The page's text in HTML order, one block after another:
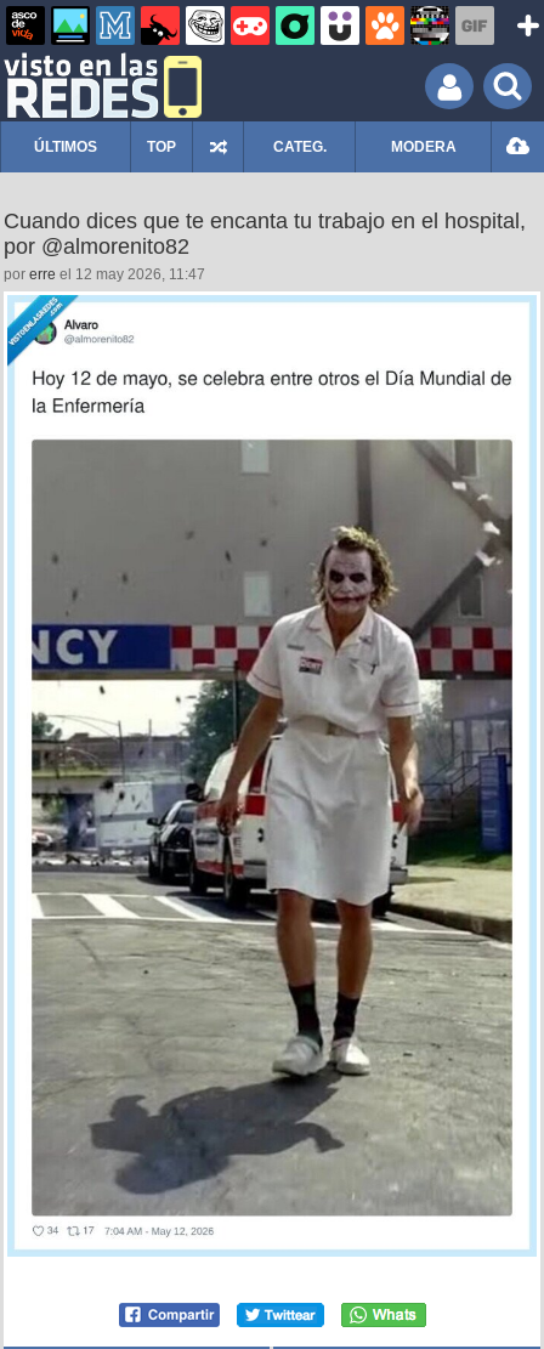
ÚLTIMOS TOP CATEG. MODERA
Cuando dices que te encanta tu trabajo en el hospital,
por @almorenito82
por erre el 12 may 2026, 11:47